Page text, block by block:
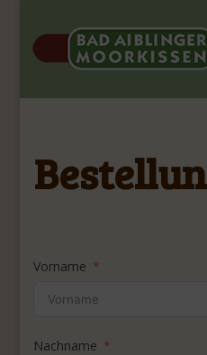
Vorname
Nachname